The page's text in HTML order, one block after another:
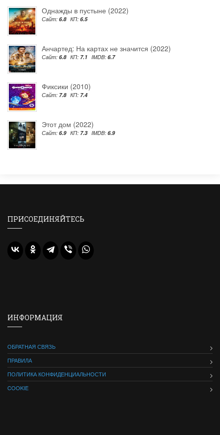
Однажды в пустыне (2022)
Сайт: 6.8 КП: 6.5
Анчартед: На картах не значится (2022)
Сайт: 6.8 КП: 7.1 IMDB: 6.7
Фиксики (2010)
Сайт: 7.8 КП: 7.4
Этот дом (2022)
Сайт: 6.9 КП: 7.3 IMDB: 6.9
ПРИСОЕДИНЯЙТЕСЬ
ИНФОРМАЦИЯ
ОБРАТНАЯ СВЯЗЬ
ПРАВИЛА
ПОЛИТИКА КОНФИДЕНЦИАЛЬНОСТИ
COOKIE